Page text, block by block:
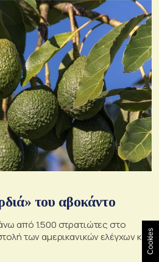
του αβοκάντο
από 1.500 στρατιώτες στο
των αμερικανικών ελέγχων καιCookies